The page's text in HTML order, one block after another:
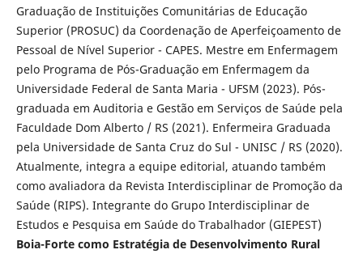
Graduação de Instituições Comunitárias de Educação
Superior (PROSUC) da Coordenação de Aperfeiçoamento de
Pessoal de Nível Superior - CAPES. Mestre em Enfermagem
pelo Programa de Pós-Graduação em Enfermagem da
Universidade Federal de Santa Maria - UFSM (2023). Pós-
graduada em Auditoria e Gestão em Serviços de Saúde pela
Faculdade Dom Alberto / RS (2021). Enfermeira Graduada
pela Universidade de Santa Cruz do Sul - UNISC / RS (2020).
Atualmente, integra a equipe editorial, atuando também
como avaliadora da Revista Interdisciplinar de Promoção da
Saúde (RIPS). Integrante do Grupo Interdisciplinar de
Estudos e Pesquisa em Saúde do Trabalhador (GIEPEST)
Boia-Forte como Estratégia de Desenvolvimento Rural